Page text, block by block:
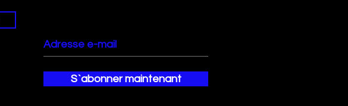
S`abonner maintenant